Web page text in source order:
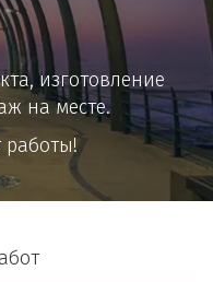
изготовление
на месте.
работы!